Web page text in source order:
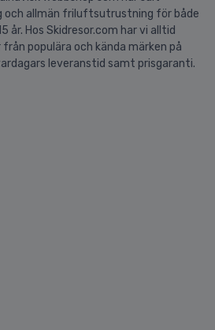
och allmän friluftsutrustning för både
år. Hos Skidresor.com har vi alltid
populära och kända märken på
leveranstid samt prisgaranti.